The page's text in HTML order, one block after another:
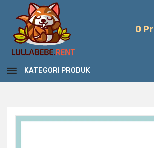
0
KATEGORI PRODUK